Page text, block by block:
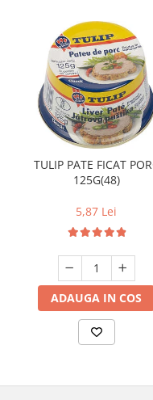
TULIP PATE FICAT
125G(48)
5,87 Lei
ADAUGA IN COS